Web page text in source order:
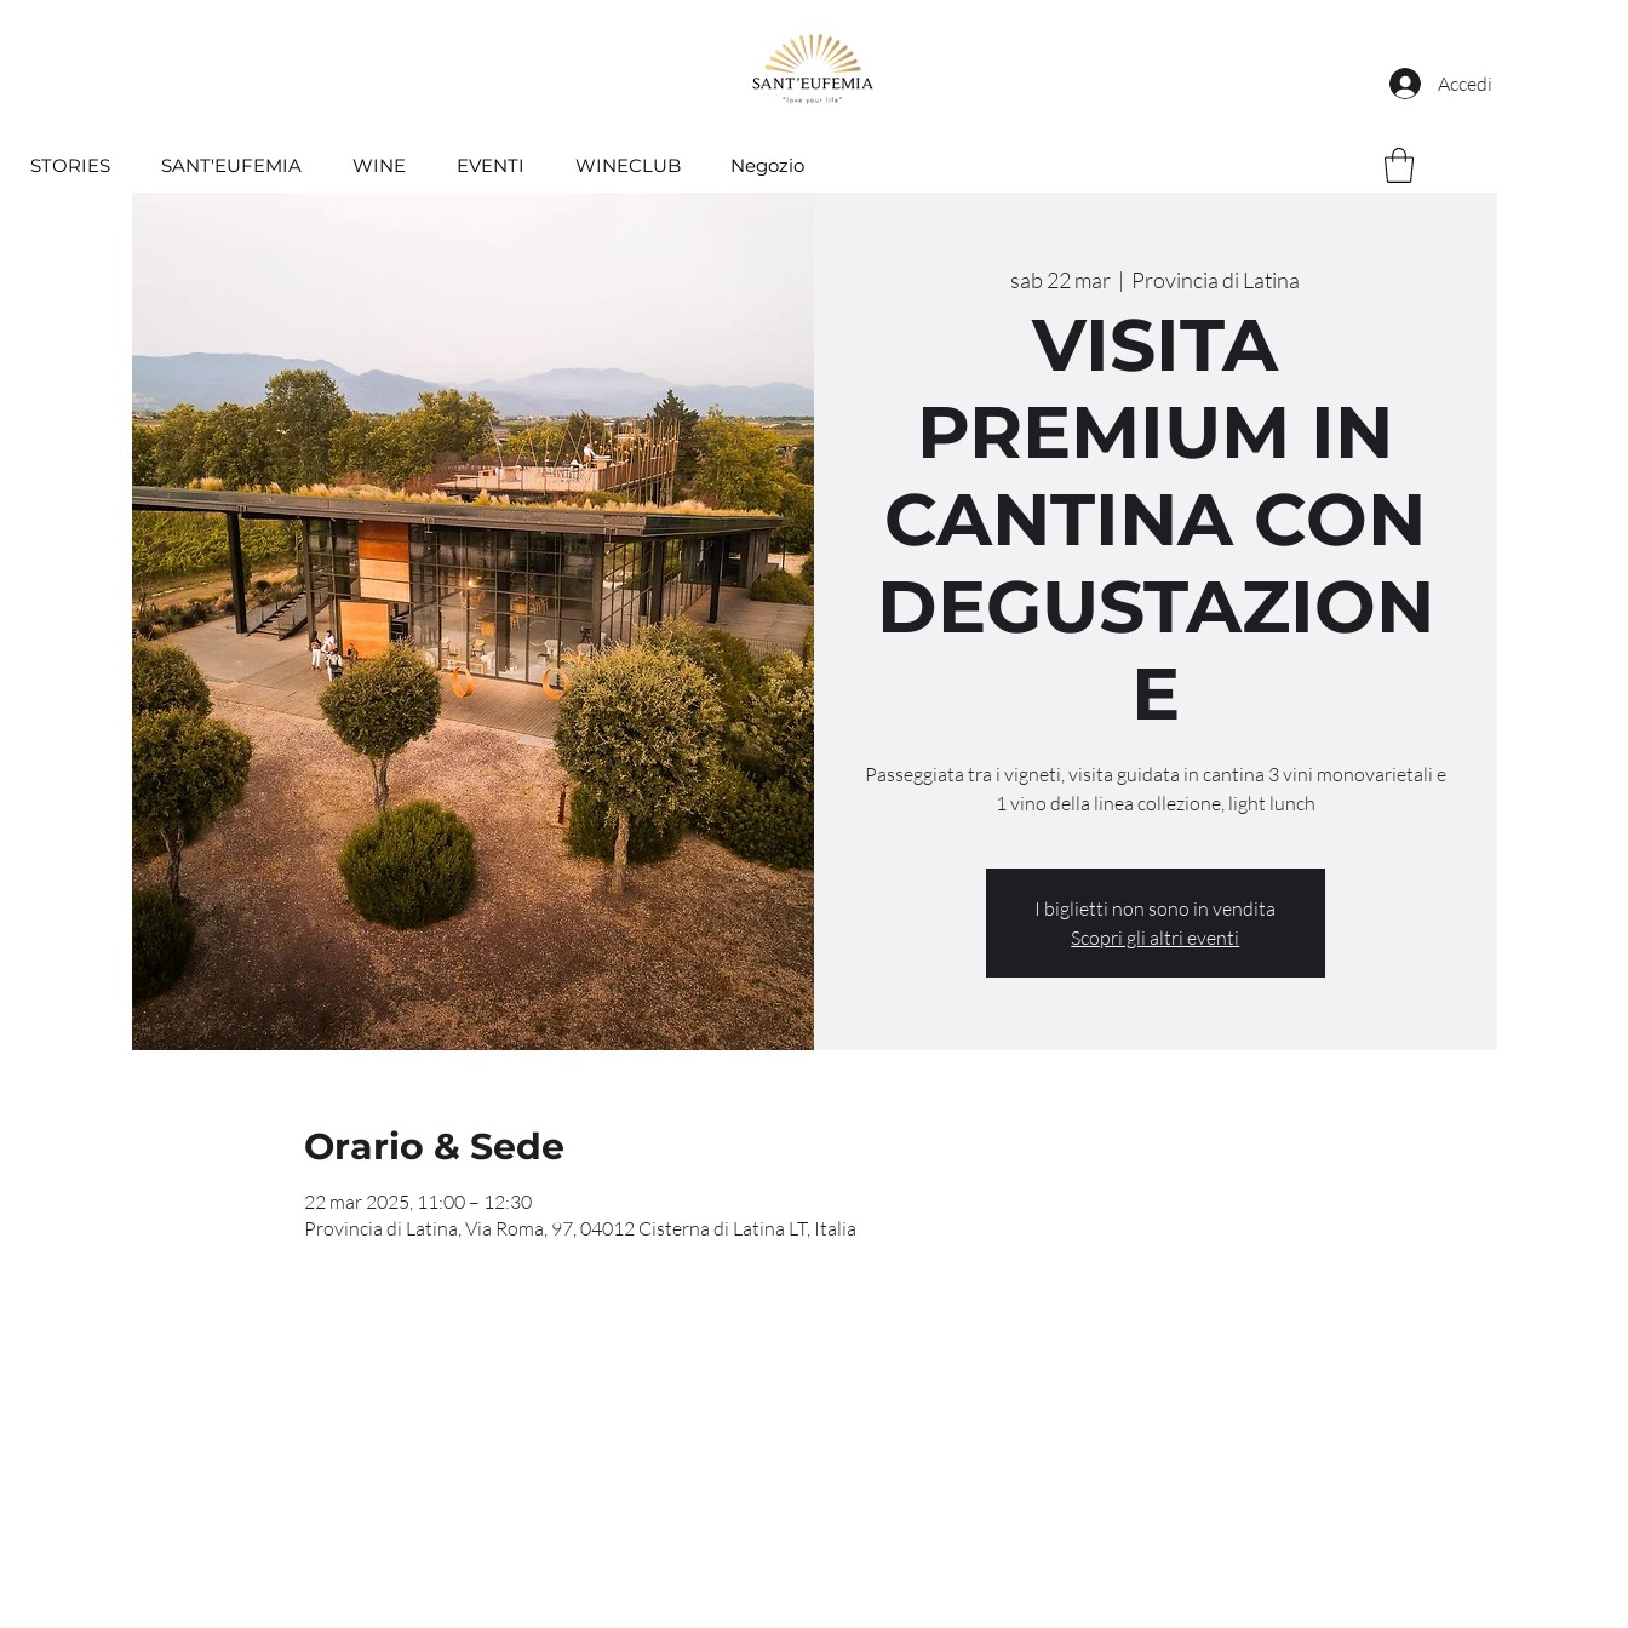
Accedi
STORIES SANT'EUFEMIA WINE EVENTI WINECLUB Negozio
sab 22 mar
  |
Provincia di Latina
VISITA
PREMIUM IN
CANTINA CON
DEGUSTAZION
E
Passeggiata tra i vigneti, visita guidata in cantina 3 vini monovarietali e
1 vino della linea collezione, light lunch
I biglietti non sono in vendita
Scopri gli altri eventi
Orario & Sede
22 mar 2025, 11:00 – 12:30
Provincia di Latina, Via Roma, 97, 04012 Cisterna di Latina LT, Italia